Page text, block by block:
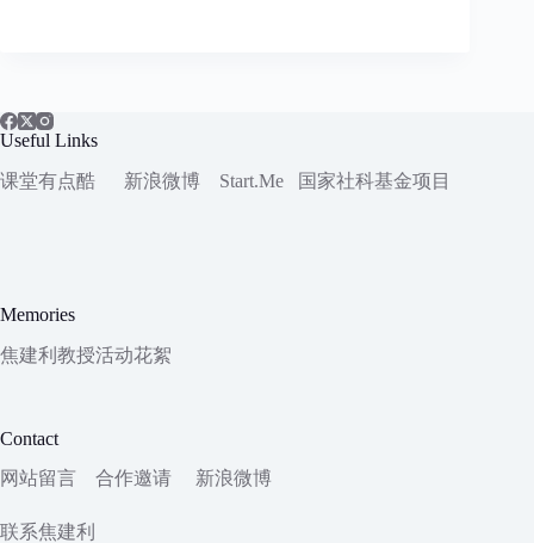
Useful Links
课堂有点酷
新浪微博 Start.Me 国家社科基金项目
Memories
焦建利教授活动花絮
Contact
网站留言
合作邀请 新浪微博
联系焦建利